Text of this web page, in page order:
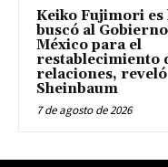
Keiko Fujimori es
buscó al
México para el
restablecimiento
relaciones,
Sheinbaum
7 de agosto de 2026